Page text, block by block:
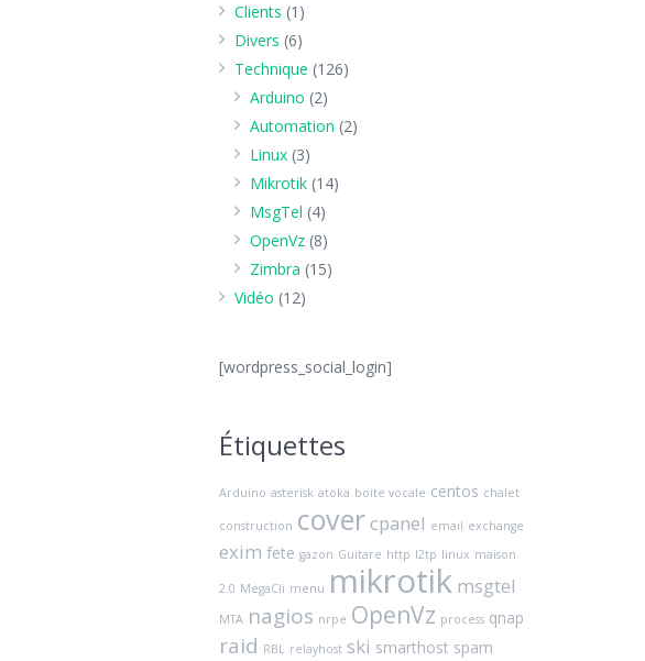
Clients (1)
Divers (6)
Technique (126)
Arduino (2)
Automation (2)
Linux (3)
Mikrotik (14)
MsgTel (4)
OpenVz (8)
Zimbra (15)
Vidéo (12)
[wordpress_social_login]
Étiquettes
Arduino asterisk atoka boite vocale centos chalet
construction cover cpanel email exchange
exim fete gazon Guitare http l2tp linux maison
2.0 MegaCli menu mikrotik msgtel
MTA nagios nrpe OpenVz process qnap
raid RBL relayhost ski smarthost spam